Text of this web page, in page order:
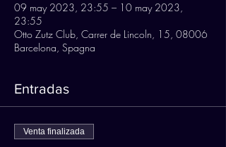
09 may 2023, 23:55 – 10 may 2023,
23:55
Otto Zutz Club, Carrer de Lincoln, 15, 08006
Barcelona, Spagna
Entradas
Venta finalizada